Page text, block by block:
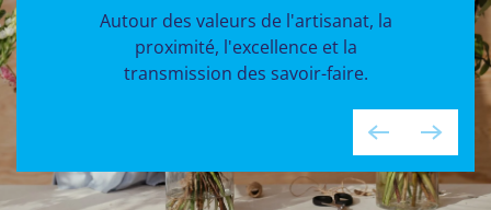
Autour des valeurs de l'artisanat, la
proximité, l'excellence et la
transmission des savoir-faire.